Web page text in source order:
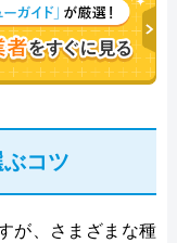
コツ
が、さまざまな種